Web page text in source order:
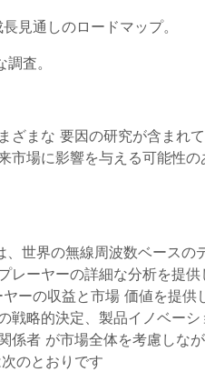
見通しのロードマップ。
査。
ざまな 要因の研究が含ま
市場に影響を与える可能性
世界の無線周波数ベース
レーヤーの詳細な分析を提
ーの収益と市場 価値を提
戦略的決定、製品イノベー
係者 が市場全体を考慮しな
のとおりです